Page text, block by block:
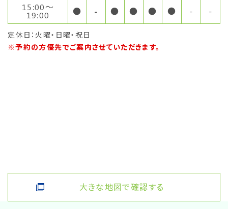
15:00〜
19:00 ● - ● ● ● ● - -
定休日：火曜・日曜・祝日
※予約の方優先でご案内させていただきます。
大きな地図で確認する